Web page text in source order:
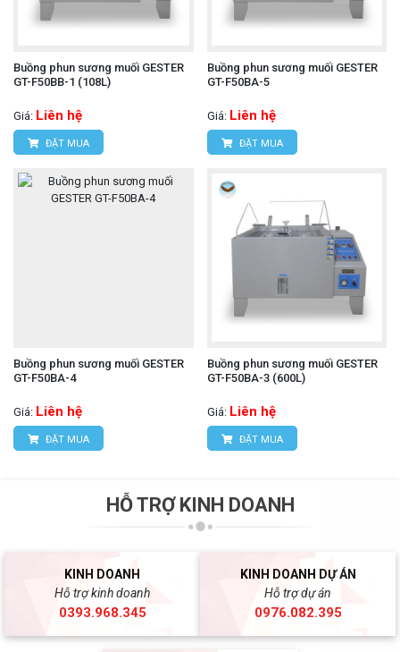
Buồng phun sương muối GESTER
GT-F50BB-1 (108L)
Giá: Liên hệ
ĐẶT MUA
Buồng phun sương muối GESTER
GT-F50BA-5
Giá: Liên hệ
ĐẶT MUA
Buồng phun sương muối GESTER
GT-F50BA-4
Giá: Liên hệ
ĐẶT MUA
Buồng phun sương muối GESTER
GT-F50BA-3 (600L)
Giá: Liên hệ
ĐẶT MUA
HỖ TRỢ KINH DOANH
KINH DOANH
Hỗ trợ kinh doanh
0393.968.345
KINH DOANH DỰ ÁN
Hỗ trợ dự án
0976.082.395